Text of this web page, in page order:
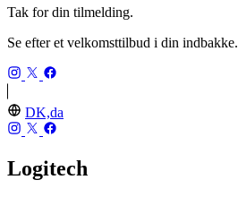
Tak for din tilmelding.
Se efter et velkomsttilbud i din indbakke.
DK,da
Logitech